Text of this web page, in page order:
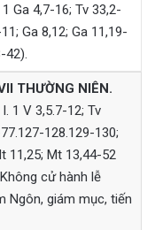
Ga 4,7-16; Tv 33,2-
Ga 8,12; Ga 11,19-
THƯỜNG NIÊN.
1 V 3,5.7-12; Tv
128.129-130;
11,25; Mt 13,44-52
cử hành lễ
Ngôn, giám mục, tiến